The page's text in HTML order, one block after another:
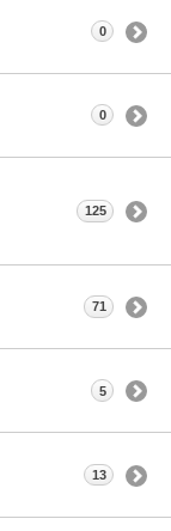
0
0
125
71
5
13